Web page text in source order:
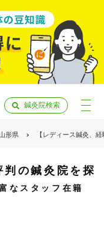
鍼灸院検索
山形県 【レディース鍼灸、
の鍼灸院を探
なスタッフ在籍